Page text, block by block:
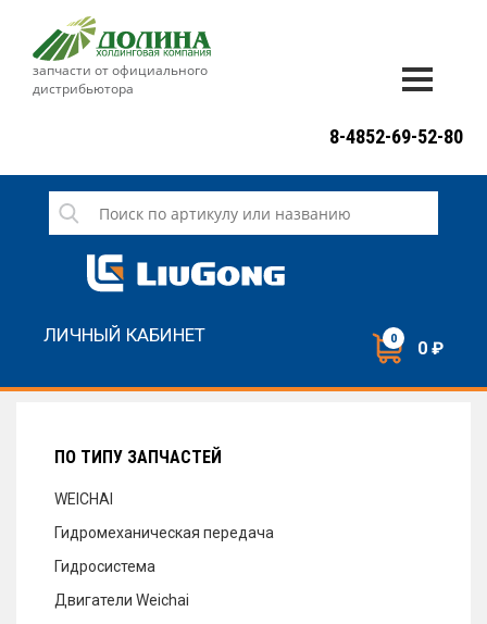
запчасти от официального
дистрибьютора
СЕРВИС
НОВОСТИ
8-4852-69-52-80
ЛИЧНЫЙ КАБИНЕТ 0 0 ₽
ПО ТИПУ ЗАПЧАСТЕЙ
WEICHAI
Гидромеханическая передача
Гидросистема
Двигатели Weichai